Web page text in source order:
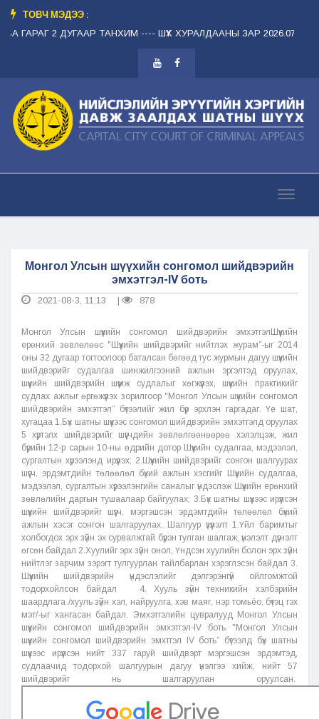
ТОВЧ МЭДЭЭ :
ГАРАГ 2 ДУГААР ТАНХИМ -- -- ШҮҮХ ХУРАЛДААНЫ ЗАР 2026.07.31
Монгол Улсын шүүхийн сонгомол шийдвэрийн
эмхэтгэл-IV боть
2021-08-3, 11:13 | 878
Монгол Улсын шүүхийн сонгомол шийдвэрийн эмхэтгэлШүүхийн
ерөнхий зөвлөлөөс "Шүүхийн шийдвэрийг нийтлэх журам”-ыг 2014
оны 32 дугаар тогтоолоор баталсан бөгөөд тус журмын дагуу шүүхийн
шийдвэрийг судалгаа шинжилгээний ажлын эргэлтэд оруулах,
шүүхийн шийдвэрийн шүүмж судлалыг хөгжүүлэх, шүүхийн практикийг
судлах ажлыг өргөжүүлэх зорилгоор "Монгол Улсын шүүхийн сонгомол
шийдвэрийн эмхэтгэл” бүтээлийг жил бүр эрхлэн гаргадаг. Үе шат,
хугацаа 1.Бүх шатны шүүхээс сонгомол шийдвэрийн эмхэтгэлд оруулах
5 хүртэлх шийдвэрийг шүүгчдийн зөвлөлгөөнөөрөө хэлэлцэж, жил
бүрийн 12-р сарын 10-ны өдрийн дотор Шүүхийн судалгаа, мэдээлэл,
сургалтын хүрээлэнд ирүүлэх; 2.Шүүхийн шийдвэрийг сонгон шалгуурах
шүүгч, эрдэмтдийн төлөөлөл бүхий ажлын хэсгийг Шүүхийн судалгаа,
мэдээлэл, сургалтын хүрээлэнгийн саналыг үндэслэж Шүүхийн ерөнхий
зөвлөлийн даргын тушаалаар байгуулах; 3.Бүх шатны шүүхээс ирүүлсэн
шүүхийн шийдвэрийг шүүгч, мэргэшсэн эрдэмтдийн төлөөлөл бүхий
ажлын хэсэг сонгон шалгаруулах. Шалгуур үзүүлэлт 1.Үйл баримтыг
холбогдох эрх зүйн эх сурвалжтай бүрэн тулган шалгаж, үнэлэлт дүгнэлт
өгсөн байдал 2.Хуулийг эрх зүйн онол, Үндсэн хуулийн болон эрх зүйн
нийтлэг зарчим зэрэгт тулгуурлан тайлбарлан хэрэглэсэн байдал 3.
Шүүхийн шийдвэрийн үндэслэлийг дэлгэрэнгүй ойлгомжтой
тодорхойлсон байдал 4. Хууль зүйн техникийн хэлбэрийн
шаардлага /хууль зүйн хэл, найруулга, хэв маяг, нэр томьёо, бүтэц гэх
мэт/-ыг хангасан байдал. Эмхэтгэлийн цувралууд Монгол Улсын
шүүхийн сонгомол шийдвэрийн эмхэтгэл-IV боть "Монгол Улсын
шүүхийн сонгомол шийдвэрийн эмхтгэл IV боть” бүтээлд бүх шатны
шүүхээс ирүүлсэн нийт 337 гаруй шийдвэрт мэргэшсэн эрдэмтэд,
судлаачид тодорхой шалгуурын дагуу үнэлгээ хийж, нийт 57
шийдвэрийг нь шалгаруулан оруулсан.